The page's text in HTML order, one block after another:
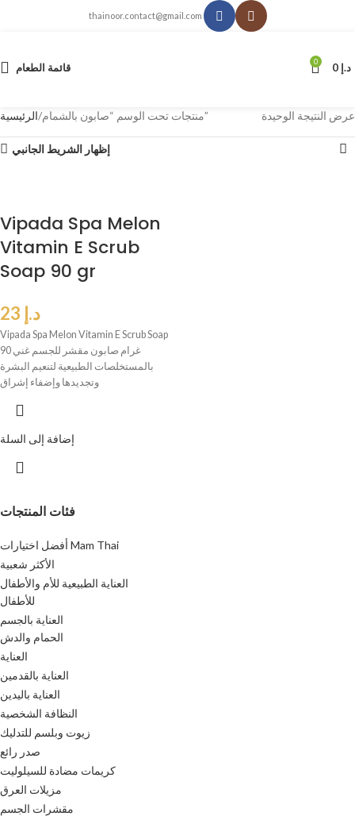
thainoor.contact@gmail.com
قائمة الطعام 0 د.إ
فئات المنتجات
أفضل اختيارات Mam Thai
الأكثر شعبية
العناية الطبيعية للأم والأطفال
للأطفال
العناية بالجسم
الحمام والدش
العناية
العناية بالقدمين
العناية باليدين
النظافة الشخصية
زيوت وبلسم للتدليك
صدر رائع
كريمات مضادة للسيلوليت
مزيلات العرق
مقشرات الجسم
الرئيسية منتجات تحت الوسم “صابون بالشمام” عرض النتيجة الوحيدة
إظهار الشريط الجانبي
Vipada Spa Melon
Vitamin E Scrub
Soap 90 gr
د.إ
Vipada Spa Melon Vitamin E Scrub Soap
90 غرام صابون مقشر للجسم غني
بالمستخلصات الطبيعية لتنعيم البشرة
وتجديدها وإضفاء إشراق
إضافة إلى السلة